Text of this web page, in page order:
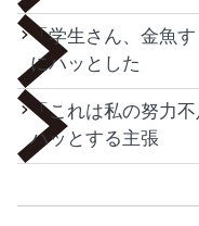
「学生さん、金魚
にハッとした
「これは私の努力
ハッとする主張